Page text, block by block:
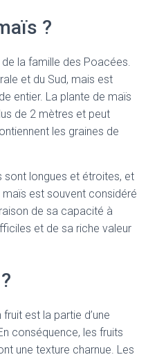
?
la famille des Poacées.
et du Sud, mais est
entier. La plante de maïs
de 2 mètres et peut
les graines de
sont longues et étroites, et
est souvent considéré
de sa capacité à
et de sa riche valeur
est la partie d’une
conséquence, les fruits
une texture charnue. Les